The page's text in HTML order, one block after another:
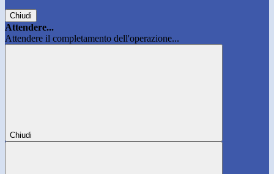
Chiudi
Attendere...
Attendere il completamento dell'operazione...
Chiudi